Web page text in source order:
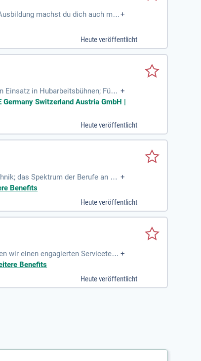
machst du dich auch mit
in der Ausbildung
+
Heute veröffentlicht
Einsatz in Hubarbeitsbühnen; Führ +
Switzerland Austria GmbH |
Heute veröffentlicht
das Spektrum der Berufe an de +
Benefits
Heute veröffentlicht
wir einen engagierten Servicetech +
Benefits
Heute veröffentlicht